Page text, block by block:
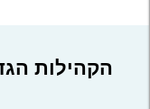
הקהילות